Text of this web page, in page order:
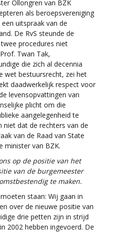
Ollongren van BZK
als beroepsvereniging
uitspraak van de
De RvS steunde de
procedures niet
Twan Tak,
die zich al decennia
wet bestuursrecht, zei het
daadwerkelijk respect voor
levensopvattingen van
plicht om die
aangelegenheid te
niet dat de rechters van de
van de Raad van State
minister van BZK.
op de positie van het
van de burgemeester
te maken.
staan: Wij gaan in
over de nieuwe positie van
drie petten zijn in strijd
2002 hebben ingevoerd. De